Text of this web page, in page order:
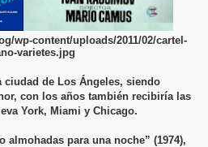
ciudad de Los Ángeles, siendo
con los años también recibiría las
York, Miami y Chicago.
para una noche” (1974),